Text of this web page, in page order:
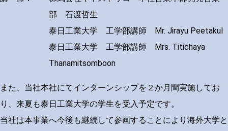
部 石渡哲生
泰日工業大学 工学部講師 Mr. Jirayu Peetakul
泰日工業大学 工学部講師 Mrs. Titichaya
Thanamitsomboon
また、当社本社にてインターンシップを２か月間実施してお
り、来夏も泰日工業大学の学生を受入予定です。
当社は本事業へ今後も継続して参画することにより海外大学と